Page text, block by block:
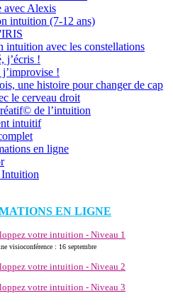
avec Alexis
intuition (7-12 ans)
intuition avec les constellations
j’écris !
!
une histoire pour changer de cap
le cerveau droit
de l’intuition
intuitif
en ligne
Intuition
EN LIGNE
votre intuition - Niveau 1
visioconférence : 16 septembre
votre intuition - Niveau 2
votre intuition - Niveau 3